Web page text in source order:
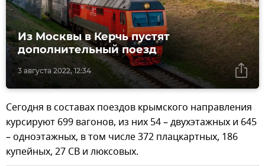
3 августа 2022, 12:34
Из Москвы в Керчь пустят
дополнительный поезд
Сегодня в составах поездов крымского направления
курсируют 699 вагонов, из них 54 – двухэтажных и 645
– одноэтажных, в том числе 372 плацкартных, 186
купейных, 27 СВ и люксовых.